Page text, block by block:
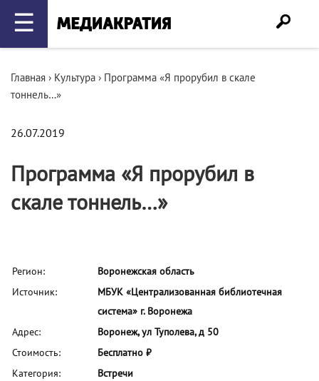
☰
Главная › Культура › Программа «Я прорубил в скале
тоннель…»
26.07.2019
Программа «Я прорубил в
скале тоннель…»
Регион:
Воронежская область
Источник:
МБУК «Централизованная библиотечная
система» г. Воронежа
Адрес:
Воронеж, ул Туполева, д 50
Стоимость:
Бесплатно ₽
Категория:
Встречи